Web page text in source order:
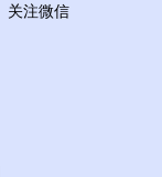
关注微信